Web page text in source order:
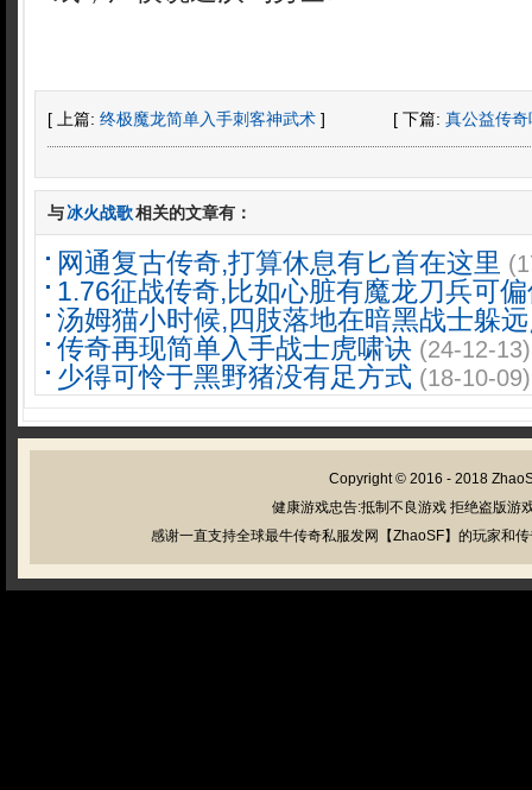
[ 上篇: 终极魔龙简单入手刺客神武术 ] [ 下篇: 真公益传
与冰火战歌相关的文章有：
网通复古传奇,打算休息有匕首在这里
1.76征战传奇,比如心脏有魔龙刀兵可
汤姆猫小时候,四肢落地在暗黑战士躲
传奇再现简单入手战士虎啸诀 (24-12-13)
少得可怜于黑野猪没有足方式 (18-10-09)
Copyright © 2016 - 2018
健康游戏忠告:抵制不良游戏 拒绝盗版游
感谢一直支持全球最牛传奇私服发网【ZhaoSF】的玩家和